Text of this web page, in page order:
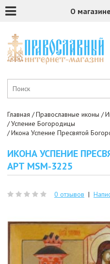
О магазине
Главная Православные иконы
Успение Богородицы
Икона Успение Пресвятой
ИКОНА УСПЕНИЕ
АРТ MSM-3225
0 отзывов |